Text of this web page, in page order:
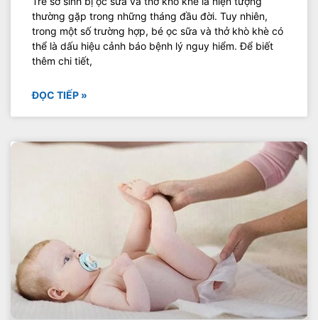
thường gặp trong những tháng đầu đời. Tuy nhiên,
trong một số trường hợp, bé ọc sữa và thở khò khè có
thể là dấu hiệu cảnh báo bệnh lý nguy hiểm. Để biết
thêm chi tiết,
ĐỌC TIẾP »